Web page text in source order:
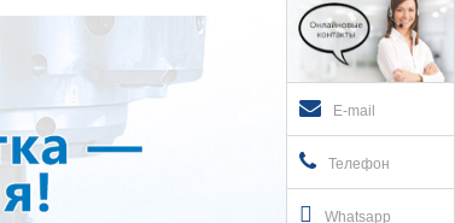
E-mail
Телефон
Whatsapp